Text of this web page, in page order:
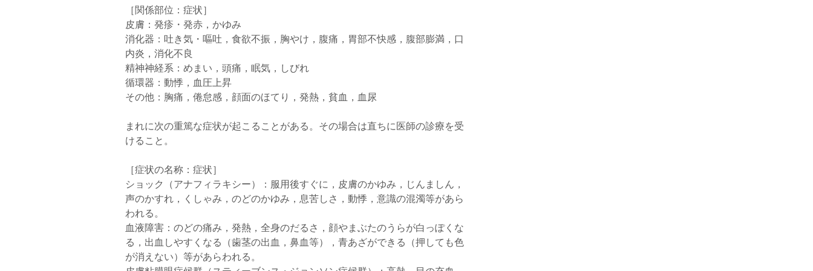
［関係部位：症状］
皮膚：発疹・発赤，かゆみ
消化器：吐き気・嘔吐，食欲不振，胸やけ，腹痛，胃部不快感，腹部膨満，口
内炎，消化不良
精神神経系：めまい，頭痛，眠気，しびれ
循環器：動悸，血圧上昇
その他：胸痛，倦怠感，顔面のほてり，発熱，貧血，血尿
まれに次の重篤な症状が起こることがある。その場合は直ちに医師の診療を受
けること。
［症状の名称：症状］
ショック（アナフィラキシー）：服用後すぐに，皮膚のかゆみ，じんましん，
声のかすれ，くしゃみ，のどのかゆみ，息苦しさ，動悸，意識の混濁等があら
われる。
血液障害：のどの痛み，発熱，全身のだるさ，顔やまぶたのうらが白っぽくな
る，出血しやすくなる（歯茎の出血，鼻血等），青あざができる（押しても色
が消えない）等があらわれる。